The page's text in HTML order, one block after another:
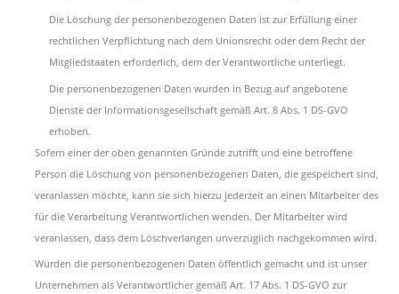
Die Löschung der personenbezogenen Daten ist zur Erfüllung einer
rechtlichen Verpflichtung nach dem Unionsrecht oder dem Recht der
Mitgliedstaaten erforderlich, dem der Verantwortliche unterliegt.
Die personenbezogenen Daten wurden in Bezug auf angebotene
Dienste der Informationsgesellschaft gemäß Art. 8 Abs. 1 DS-GVO
erhoben.
Sofern einer der oben genannten Gründe zutrifft und eine betroffene
Person die Löschung von personenbezogenen Daten, die gespeichert sind,
veranlassen möchte, kann sie sich hierzu jederzeit an einen Mitarbeiter des
für die Verarbeitung Verantwortlichen wenden. Der Mitarbeiter wird
veranlassen, dass dem Löschverlangen unverzüglich nachgekommen wird.
Wurden die personenbezogenen Daten öffentlich gemacht und ist unser
Unternehmen als Verantwortlicher gemäß Art. 17 Abs. 1 DS-GVO zur